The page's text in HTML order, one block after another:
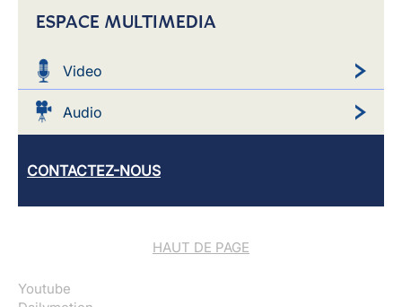
ESPACE MULTIMEDIA
Video
Audio
CONTACTEZ-NOUS
HAUT DE PAGE
Youtube